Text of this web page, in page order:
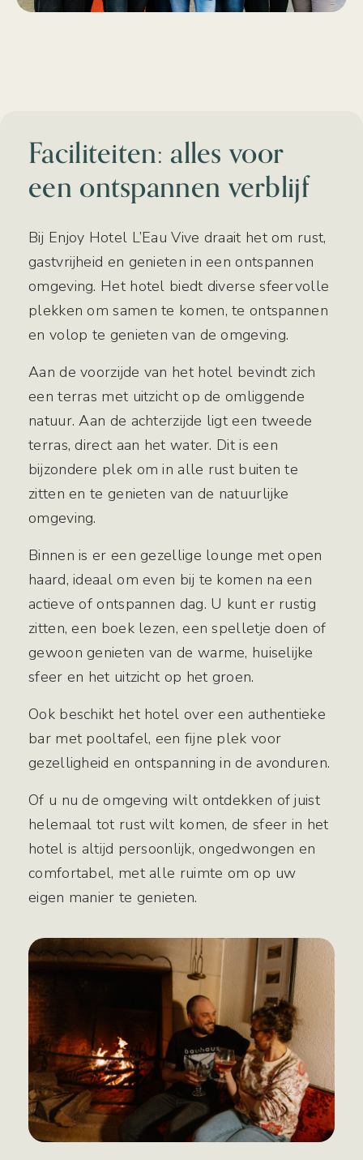
Faciliteiten: alles voor
een ontspannen verblijf
Bij Enjoy Hotel L’Eau Vive draait het om rust,
gastvrijheid en genieten in een ontspannen
omgeving. Het hotel biedt diverse sfeervolle
plekken om samen te komen, te ontspannen
en volop te genieten van de omgeving.
Aan de voorzijde van het hotel bevindt zich
een terras met uitzicht op de omliggende
natuur. Aan de achterzijde ligt een tweede
terras, direct aan het water. Dit is een
bijzondere plek om in alle rust buiten te
zitten en te genieten van de natuurlijke
omgeving.
Binnen is er een gezellige lounge met open
haard, ideaal om even bij te komen na een
actieve of ontspannen dag. U kunt er rustig
zitten, een boek lezen, een spelletje doen of
gewoon genieten van de warme, huiselijke
sfeer en het uitzicht op het groen.
Ook beschikt het hotel over een authentieke
bar met pooltafel, een fijne plek voor
gezelligheid en ontspanning in de avonduren.
Of u nu de omgeving wilt ontdekken of juist
helemaal tot rust wilt komen, de sfeer in het
hotel is altijd persoonlijk, ongedwongen en
comfortabel, met alle ruimte om op uw
eigen manier te genieten.